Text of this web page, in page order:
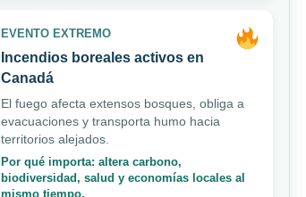
EVENTO EXTREMO
Incendios boreales activos en
Canadá
El fuego afecta extensos bosques, obliga a
evacuaciones y transporta humo hacia
territorios alejados.
Por qué importa: altera carbono,
biodiversidad, salud y economías locales al
mismo tiempo.